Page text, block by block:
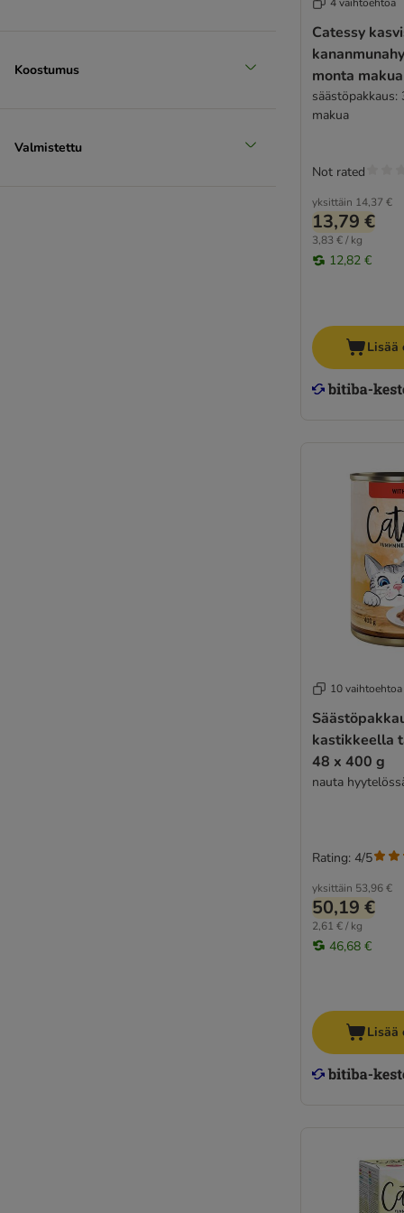
Koostumus
Valmistettu
4 vaihtoehtoa
Catessy
monta makua
säästöpakkaus:
makua
yksittäin 14,37 €
13,79 €
3,83 € / kg
12,82 €
Not rated
Lisää
10 vaihtoehtoa
kastikkeella
48 x 400 g
nauta
yksittäin 53,96 €
50,19 €
2,61 € / kg
46,68 €
Rating: 4/5
Lisää